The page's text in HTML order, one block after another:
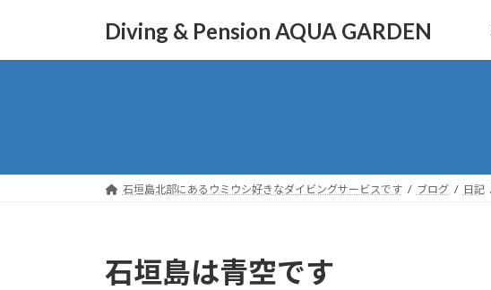
Diving & Pension AQUA GARDEN
石垣島北部にあるウミウシ好きなダイビングサービスです ブログ 日記
石垣島は青空です